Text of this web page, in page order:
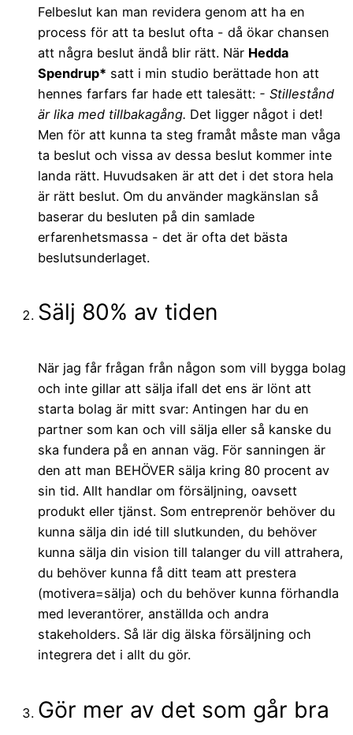
Felbeslut kan man revidera genom att ha en
process för att ta beslut ofta - då ökar chansen
att några beslut ändå blir rätt. När Hedda
Spendrup* satt i min studio berättade hon att
hennes farfars far hade ett talesätt: - Stillestånd
är lika med tillbakagång. Det ligger något i det!
Men för att kunna ta steg framåt måste man våga
ta beslut och vissa av dessa beslut kommer inte
landa rätt. Huvudsaken är att det i det stora hela
är rätt beslut. Om du använder magkänslan så
baserar du besluten på din samlade
erfarenhetsmassa - det är ofta det bästa
beslutsunderlaget.
Sälj 80% av tiden
När jag får frågan från någon som vill bygga bolag
och inte gillar att sälja ifall det ens är lönt att
starta bolag är mitt svar: Antingen har du en
partner som kan och vill sälja eller så kanske du
ska fundera på en annan väg. För sanningen är
den att man BEHÖVER sälja kring 80 procent av
sin tid. Allt handlar om försäljning, oavsett
produkt eller tjänst. Som entreprenör behöver du
kunna sälja din idé till slutkunden, du behöver
kunna sälja din vision till talanger du vill attrahera,
du behöver kunna få ditt team att prestera
(motivera=sälja) och du behöver kunna förhandla
med leverantörer, anställda och andra
stakeholders. Så lär dig älska försäljning och
integrera det i allt du gör.
Gör mer av det som går bra